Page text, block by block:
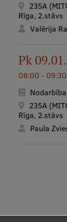
235A
Rīga, 2.stāvs
Valērija
Pk
08:00 - 09:30
Nodarbība
235A
Rīga, 2.stāvs
Paula